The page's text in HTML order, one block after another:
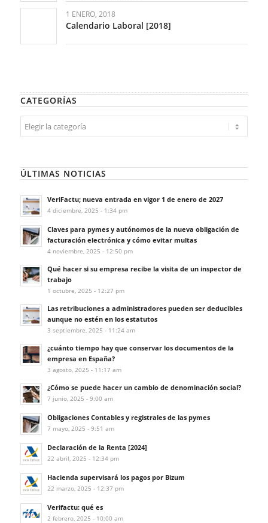
1 ENERO, 2018
Calendario Laboral [2018]
CATEGORÍAS
Categorías
ÚLTIMAS NOTICIAS
VeriFactu; nueva entrada en vigor 1 de enero de 2027
4 diciembre, 2025 - 1:34 pm
Claves para pymes y autónomos de la nueva obligación de
facturación electrónica y cómo evitar multas
4 noviembre, 2025 - 12:50 pm
Qué hacer si su empresa recibe la visita de un inspector de
trabajo
1 octubre, 2025 - 12:27 pm
Las retribuciones a administradores pueden ser deducibles
aunque no estén en los estatutos
3 septiembre, 2025 - 11:24 am
¿cuánto tiempo hay que conservar los documentos de la
empresa en España?
3 agosto, 2025 - 11:17 am
¿Cómo se puede hacer un cambio de denominación social?
7 junio, 2025 - 9:00 am
Obligaciones Contables y registrales de las pymes
7 mayo, 2025 - 9:51 am
Declaración de la Renta [2024]
22 abril, 2025 - 12:34 pm
Hacienda supervisará los pagos por Bizum
22 marzo, 2025 - 12:37 pm
Verifactu: qué es
2 febrero, 2025 - 10:00 am